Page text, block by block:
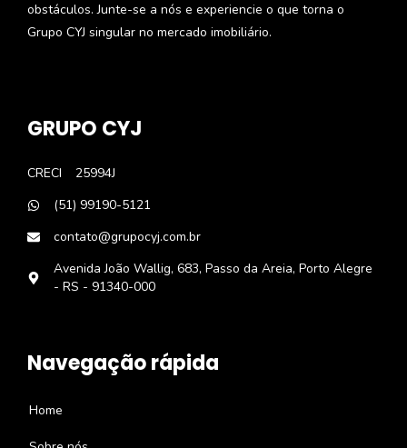
obstáculos. Junte-se a nós e experiencie o que torna o
Grupo CYJ singular no mercado imobiliário.
GRUPO CYJ
CRECI
25994J
(51) 99190-5121
contato@grupocyj.com.br
Avenida João Wallig, 683, Passo da Areia, Porto Alegre
- RS - 91340-000
Navegação rápida
Home